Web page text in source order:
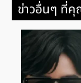
ข่าวอื่นๆ ที่คุ